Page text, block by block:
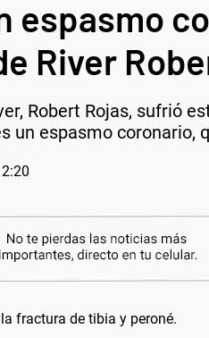
espasmo
River
Robert Rojas, sufrió
un espasmo coronario,